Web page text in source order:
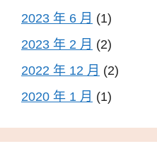
2023 年 6 月 (1)
2023 年 2 月 (2)
2022 年 12 月 (2)
2020 年 1 月 (1)